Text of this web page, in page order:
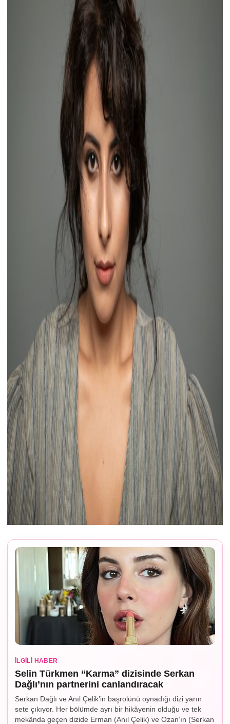
İLGILI HABER
Selin Türkmen “Karma” dizisinde Serkan
Dağlı’nın partnerini canlandıracak
Serkan Dağlı ve Anıl Çelik’in başrolünü oynadığı dizi yarın
sete çıkıyor. Her bölümde ayrı bir hikâyenin olduğu ve tek
mekânda geçen dizide Erman (Anıl Çelik) ve Ozan’ın (Serkan